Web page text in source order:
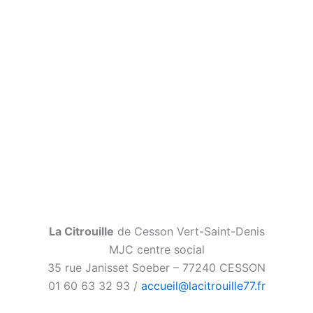
La Citrouille de Cesson Vert-Saint-Denis
MJC centre social
35 rue Janisset Soeber – 77240 CESSON
01 60 63 32 93 / accueil@lacitrouille77.fr